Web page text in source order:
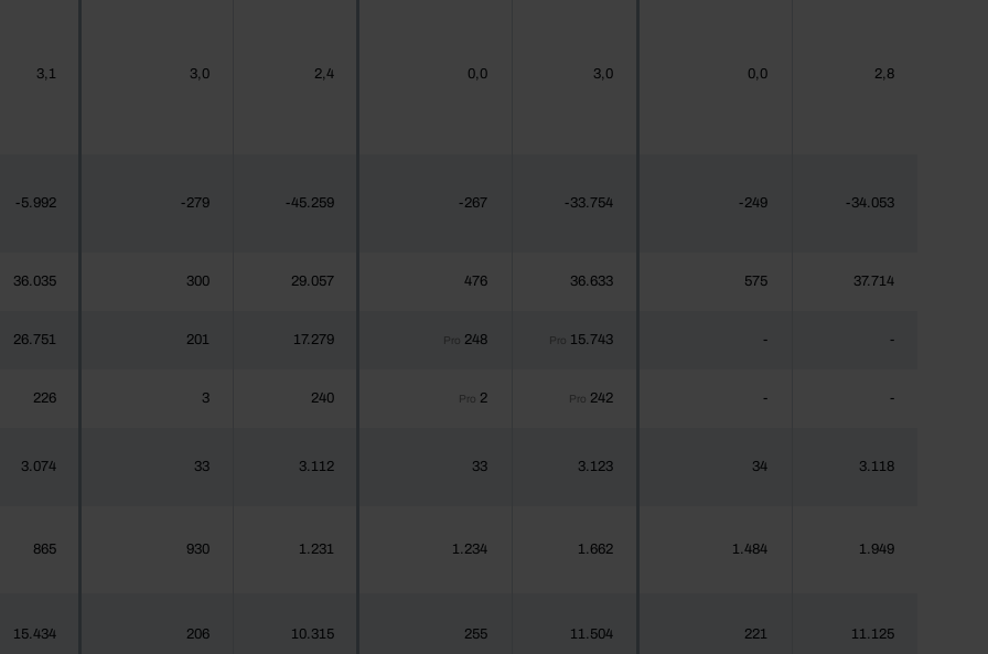
3,1 3,0 2,4 0,0 3,0 0,0 2,8
-5.992 -279 -45.259 -267 -33.754 -249 -34.053
36.035 300 29.057 476 36.633 575 37.714
26.751 201 17.279 Pro 248 Pro 15.743 - -
226 3 240 Pro 2 Pro 242 - -
3.074 33 3.112 33 3.123 34 3.118
865 930 1.231 1.234 1.662 1.484 1.949
15.434 206 10.315 255 11.504 221 11.125